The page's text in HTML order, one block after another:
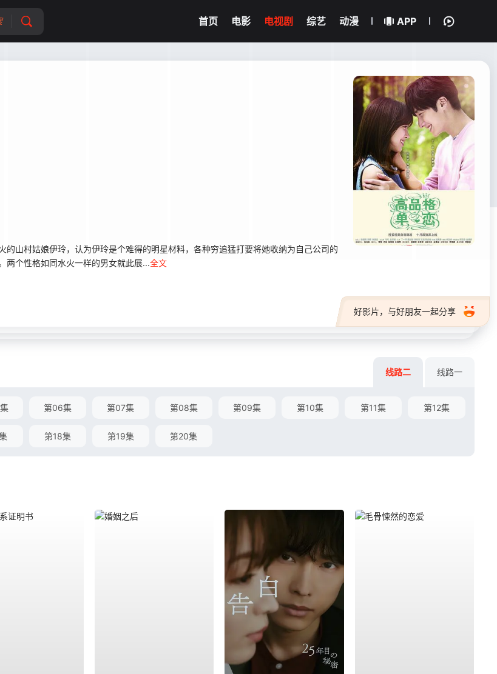
首页 电影 电视剧 综艺 动漫 APP
山村姑娘伊玲，认为伊玲是个难得的明星材料，各种穷追猛打要将她收纳为自己公司的
两个性格如同水火一样的男女就此展...全文
好影片，与好朋友一起分享
线路二 线路一
第06集 第07集 第08集 第09集 第10集 第11集 第12集
第18集 第19集 第20集